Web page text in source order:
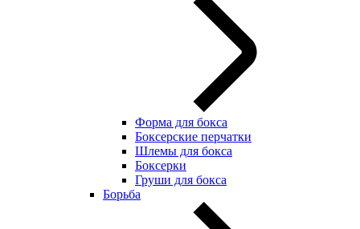
Форма для бокса
Боксерские перчатки
Шлемы для бокса
Боксерки
Груши для бокса
Борьба